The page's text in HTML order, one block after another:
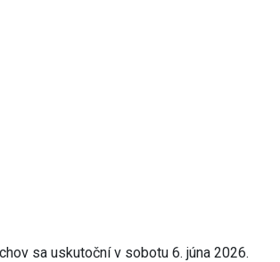
sa uskutoční v sobotu 6. júna 2026.